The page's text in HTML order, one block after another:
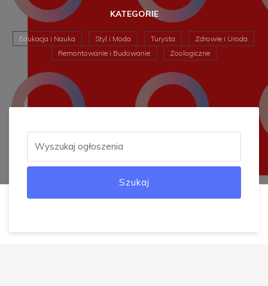
KATEGORIE
Edukacja i Nauka Styl i Moda Turysta
Zdrowie i Uroda
Remontowanie i Budowanie
Zoologiczne
Szukaj